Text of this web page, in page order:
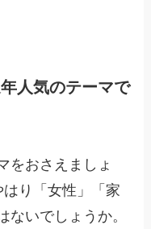
人気のテーマで
をおさえましょ
り「女性」「家
ないでしょうか。